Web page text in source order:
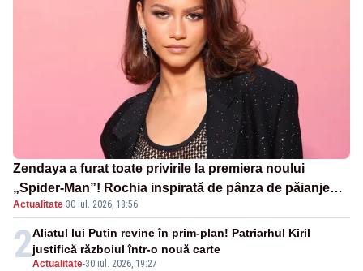
Zendaya a furat toate privirile la premiera noului
„Spider-Man”! Rochia inspirată de pânza de păianjen a
făcut senzație
Actualitate·30 iul. 2026, 18:56
2Actualitate-30 iul. 2026, 19:27
Aliatul lui Putin revine în prim-plan! Patriarhul Kiril
justifică războiul într-o nouă carte